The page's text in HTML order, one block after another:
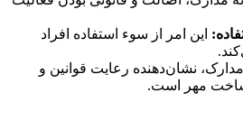
این امر از سوء استفاده افراد
مدارک، نشان‌دهنده رعایت قوانین و
مهر است.